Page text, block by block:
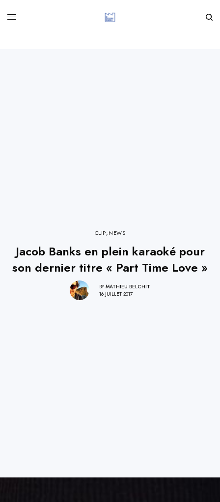
CLIP,NEWS
Jacob Banks en plein karaoké pour
son dernier titre « Part Time Love »
BY MATHIEU BELCHIT
16 JUILLET 2017